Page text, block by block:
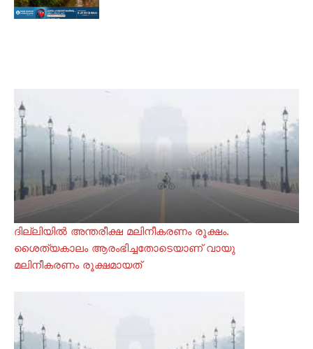
ദില്ലിയിൽ അന്തരീക്ഷ മലിനീകരണം രൂക്ഷം.
ശൈത്യകാലം ആരംഭിച്ചതോടെയാണ് വായു
മലിനീകരണം രൂക്ഷമായത്